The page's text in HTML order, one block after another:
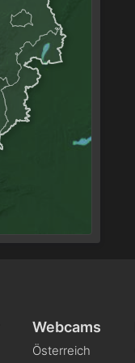
Webcams
Österreich